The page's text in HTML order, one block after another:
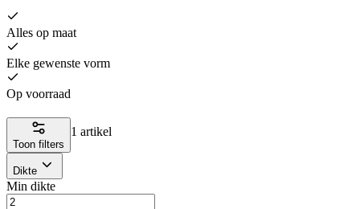
Alles op maat
Elke gewenste vorm
Op voorraad
Toon filters
1 artikel
Dikte
Min dikte